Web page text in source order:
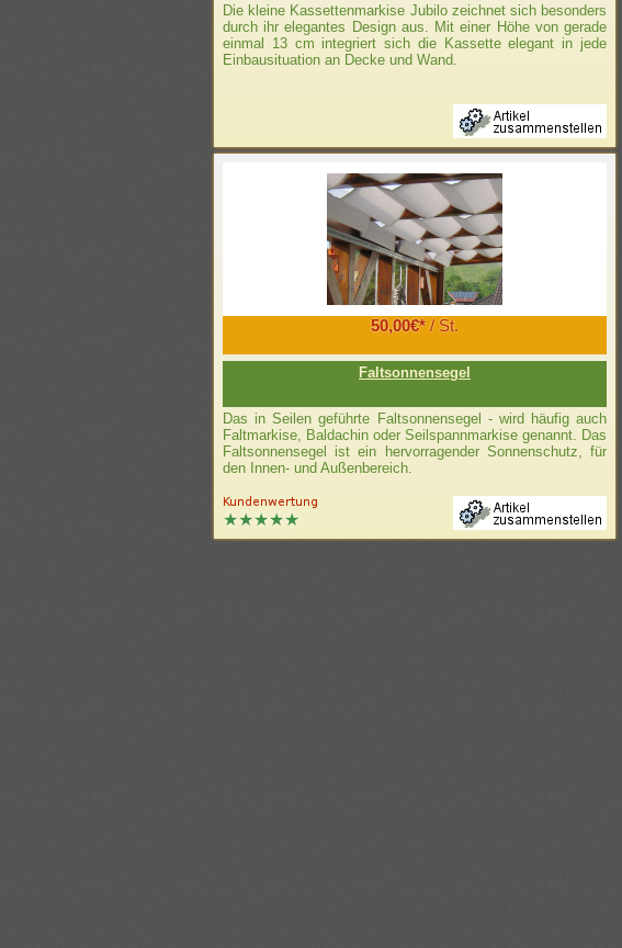
Die kleine Kassettenmarkise Jubilo zeichnet sich besonders
durch ihr elegantes Design aus. Mit einer Höhe von gerade
einmal 13 cm integriert sich die Kassette elegant in jede
Einbausituation an Decke und Wand.
50,00€*/ St.
Faltsonnensegel
Das in Seilen geführte Faltsonnensegel - wird häufig auch
Faltmarkise, Baldachin oder Seilspannmarkise genannt. Das
Faltsonnensegel ist ein hervorragender Sonnenschutz, für
den Innen- und Außenbereich.